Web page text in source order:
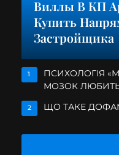
Виллы В КП
Купить
Застройщика
1
ПСИХОЛОГІЯ
МОЗОК ЛЮБИТЬ
2 ЩО ТАКЕ